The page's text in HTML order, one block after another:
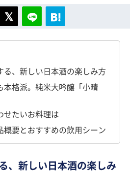
る、新しい日本酒の楽しみ方
本格派。純米大吟醸「小晴
せたいお料理は
概要とおすすめの飲用シーン
、新しい日本酒の楽しみ